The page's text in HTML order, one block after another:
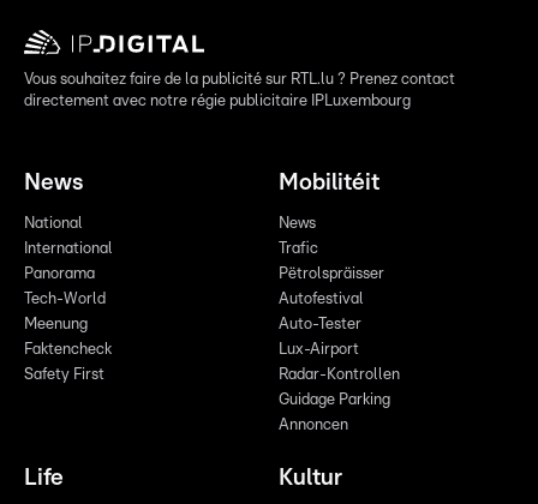
Vous souhaitez faire de la publicité sur RTL.lu ? Prenez contact
directement avec notre régie publicitaire IPLuxembourg
News
National
International
Panorama
Tech-World
Meenung
Faktencheck
Safety First
Mobilitéit
News
Trafic
Pëtrolspräisser
Autofestival
Auto-Tester
Lux-Airport
Radar-Kontrollen
Guidage Parking
Annoncen
Life Kultur